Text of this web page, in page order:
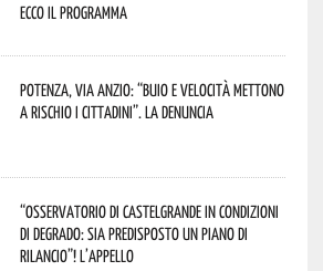
Ecco il programma
Potenza, Via Anzio: “Buio e velocità mettono
a rischio i cittadini”. La denuncia
“Osservatorio di Castelgrande in condizioni
di degrado: sia predisposto un piano di
rilancio”! L’appello